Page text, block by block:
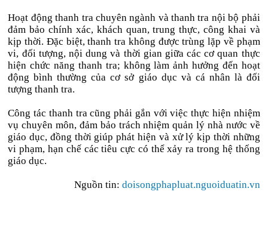
Hoạt động thanh tra chuyên ngành và thanh tra nội bộ phải
đảm bảo chính xác, khách quan, trung thực, công khai và
kịp thời. Đặc biệt, thanh tra không được trùng lặp về phạm
vi, đối tượng, nội dung và thời gian giữa các cơ quan thực
hiện chức năng thanh tra; không làm ảnh hưởng đến hoạt
động bình thường của cơ sở giáo dục và cá nhân là đối
tượng thanh tra.
Công tác thanh tra cũng phải gắn với việc thực hiện nhiệm
vụ chuyên môn, đảm bảo trách nhiệm quản lý nhà nước về
giáo dục, đồng thời giúp phát hiện và xử lý kịp thời những
vi phạm, hạn chế các tiêu cực có thể xảy ra trong hệ thống
giáo dục.
Nguồn tin: doisongphapluat.nguoiduatin.vn